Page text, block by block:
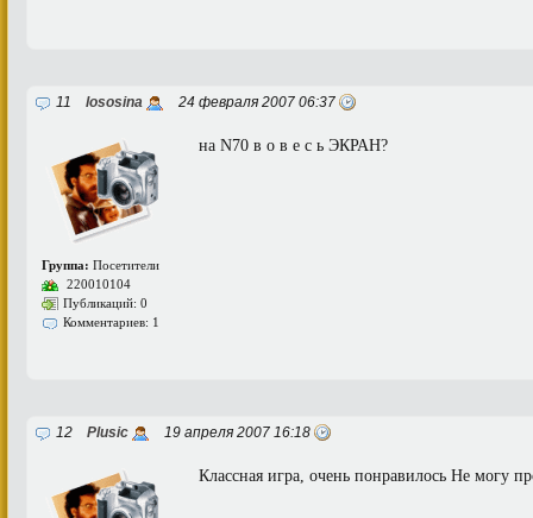
11 lososina 24 февраля 2007 06:37
Группа: Посетители
220010104
Публикаций: 0
Комментариев: 1
на N70 в о в е с ь ЭКРАН?
12 Plusic 19 апреля 2007 16:18
Классная игра, очень понравилось Не могу